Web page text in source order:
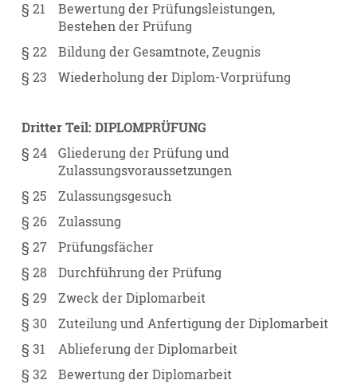
§ 21
Bewertung der Prüfungsleistungen,
Bestehen der Prüfung
§ 22
Bildung der Gesamtnote, Zeugnis
§ 23
Wiederholung der Diplom-Vorprüfung
Dritter Teil: DIPLOMPRÜFUNG
§ 24
Gliederung der Prüfung und
Zulassungsvoraussetzungen
§ 25
Zulassungsgesuch
§ 26
Zulassung
§ 27
Prüfungsfächer
§ 28
Durchführung der Prüfung
§ 29
Zweck der Diplomarbeit
§ 30
Zuteilung und Anfertigung der Diplomarbeit
§ 31
Ablieferung der Diplomarbeit
§ 32
Bewertung der Diplomarbeit